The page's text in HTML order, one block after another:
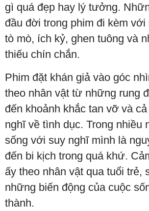
gì quá đẹp hay lý tưởng.
đầu đời trong phim đi kèm
tò mò, ích kỷ, ghen tuông và
thiếu chín chắn.
Phim đặt khán giả vào góc
theo nhân vật từ những rung
đến khoảnh khắc tan vỡ và
nghĩ về tình dục. Trong nhiều
sống với suy nghĩ mình là
đến bi kịch trong quá khứ.
ấy theo nhân vật qua tuổi trẻ,
những biến động của cuộc
thành.